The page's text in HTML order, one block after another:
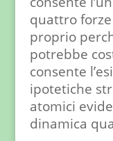
quattro
proprio
potrebbe
consente
ipotetiche
atomici
dinamica